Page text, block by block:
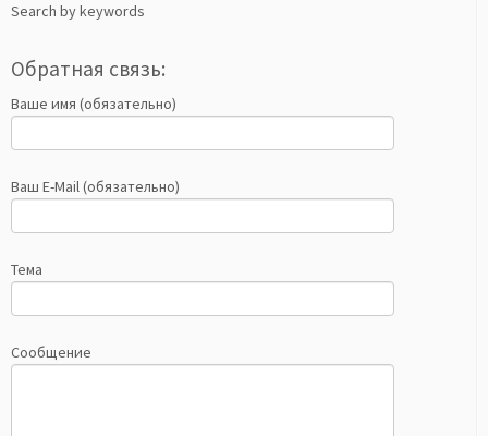
Search by keywords
Обратная связь:
Ваше имя (обязательно)
Ваш E-Mail (обязательно)
Тема
Сообщение